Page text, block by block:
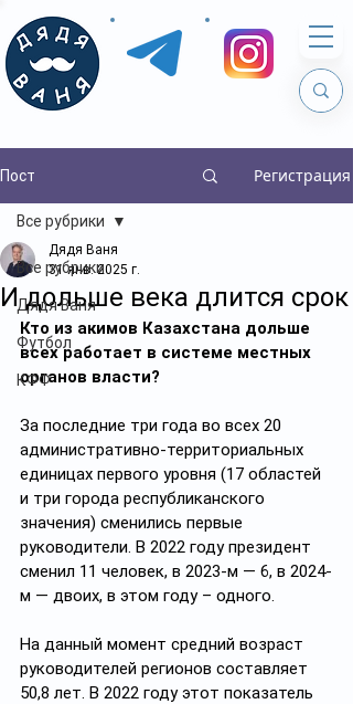
Пост Регистрация
Все рубрики
Дядя Ваня
Футбол
КФФ
Все рубрики
И дольше века длится срок
Дядя Ваня
31 янв. 2025 г.
Кто из акимов Казахстана дольше
всех работает в системе местных
органов власти?
За последние три года во всех 20
административно-территориальных
единицах первого уровня (17 областей
и три города республиканского
значения) сменились первые
руководители. В 2022 году президент
сменил 11 человек, в 2023-м — 6, в 2024-
м — двоих, в этом году – одного.
На данный момент средний возраст
руководителей регионов составляет
50,8 лет. В 2022 году этот показатель